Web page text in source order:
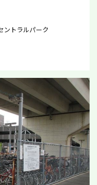
トラルパーク